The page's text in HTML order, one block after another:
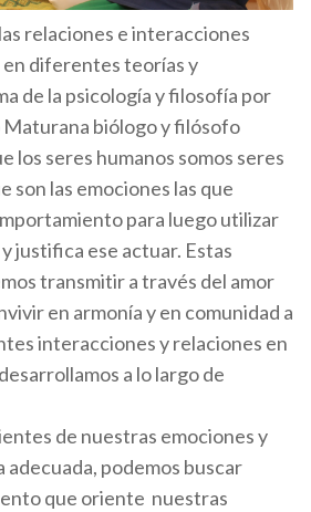
relaciones e interacciones
en diferentes teorías y
de la psicología y filosofía por
biólogo y filósofo
los seres humanos somos seres
son las emociones las que
para luego utilizar
justifica ese actuar. Estas
transmitir a través del amor
en armonía y en comunidad a
interacciones y relaciones en
a lo largo de
de nuestras emociones y
podemos buscar
que oriente nuestras